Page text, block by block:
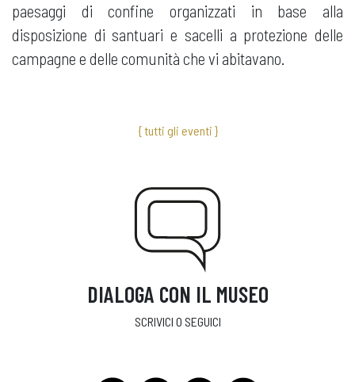
paesaggi di confine organizzati in base alla
disposizione di santuari e sacelli a protezione delle
campagne e delle comunità che vi abitavano.
{ tutti gli eventi }
DIALOGA CON IL MUSEO
SCRIVICI O SEGUICI